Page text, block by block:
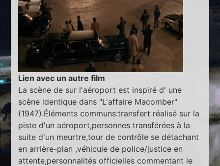
Lien avec un autre film
La scène de sur l'aéroport est inspiré d' une
scène identique dans "L'affaire Macomber"
(1947).Éléments communs:transfert réalisé sur la
piste d'un aéroport,personnes transférées à la
suite d'un meurtre,tour de contrôle se détachant
en arrière-plan ,véhicule de police/justice en
attente,personnalités officielles commentant le